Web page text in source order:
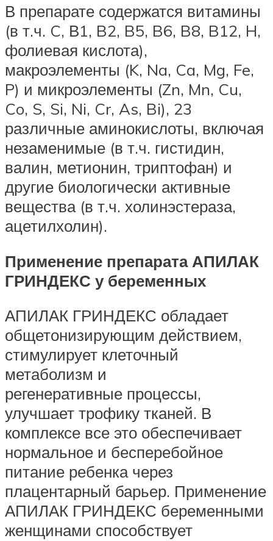
В препарате содержатся витамины
(в т.ч. C, В1, B2, B5, B6, B8, B12, H,
фолиевая кислота),
макроэлементы (K, Na, Ca, Mg, Fe,
P) и микроэлементы (Zn, Mn, Cu,
Co, S, Si, Ni, Cr, As, Bi), 23
различные аминокислоты, включая
незаменимые (в т.ч. гистидин,
валин, метионин, триптофан) и
другие биологически активные
вещества (в т.ч. холинэстераза,
ацетилхолин).
Применение препарата АПИЛАК
ГРИНДЕКС у беременных
АПИЛАК ГРИНДЕКС обладает
общетонизирующим действием,
стимулирует клеточный
метаболизм и
регенеративные процессы,
улучшает трофику тканей. В
комплексе все это обеспечивает
нормальное и бесперебойное
питание ребенка через
плацентарный барьер. Применение
АПИЛАК ГРИНДЕКС беременными
женщинами способствует